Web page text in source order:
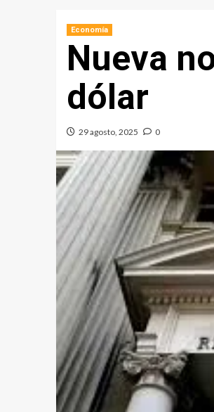
Economía
Nueva
dólar
29 agosto, 2025 0